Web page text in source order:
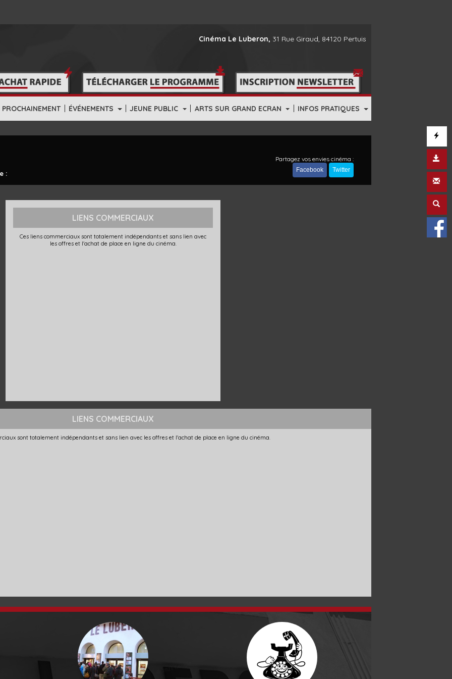
PROCHAINEMENT | ÉVÉNEMENTS | JEUNE PUBLIC | ARTS SUR GRAND ECRAN | INFOS PRATIQUES
Cinéma Le Luberon, 31 Rue Giraud, 84120 Pertuis
:
Partagez vos envies cinéma :
Facebook Twitter
LIENS COMMERCIAUX
Ces liens commerciaux sont totalement indépendants et sans lien avec
les offres et l'achat de place en ligne du cinéma.
LIENS COMMERCIAUX
sont totalement indépendants et sans lien avec les offres et l'achat de place en ligne du cinéma.